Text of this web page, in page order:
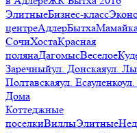
ЭлитныеБизнес-класс
центреАдлерБытха
СочиХостаКрасная
полянаДагомысВеселое
Заречныйул. Донскаяул.
Полтавскаяул. Есауленко
Дома
Коттеджные
поселкиВиллыЭлитные